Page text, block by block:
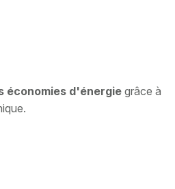
économies d'énergie grâce à